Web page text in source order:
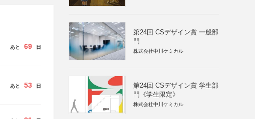
あと 69 日
あと 53 日
第24回 CSデザイン賞 一般部
門
株式会社中川ケミカル
第24回 CSデザイン賞 学生部
門《学生限定》
株式会社中川ケミカル